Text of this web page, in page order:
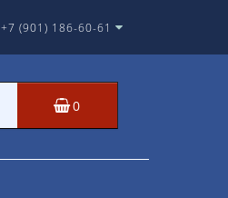
+7 (901) 186-60-61
0